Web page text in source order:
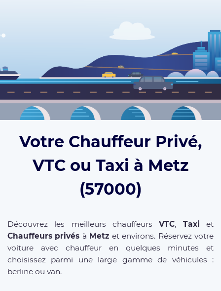
Votre Chauffeur Privé,
VTC ou Taxi à Metz
(57000)
Découvrez les meilleurs chauffeursVTC, Taxi et
Chauffeurs privés à Metz et environs. Réservez votre
voiture avec chauffeur en quelques minutes et
choisissez parmi une large gamme de véhicules :
berline ou van.